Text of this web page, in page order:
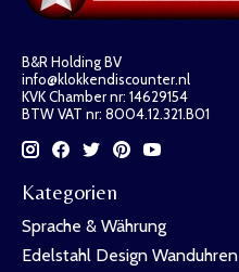
B&R Holding BV
info@klokkendiscounter.nl
KVK Chamber nr: 14629154
BTW VAT nr: 8004.12.321.B01
Kategorien
Sprache & Währung
Edelstahl Design Wanduhren